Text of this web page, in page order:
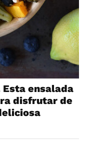
ensalada
disfrutar de